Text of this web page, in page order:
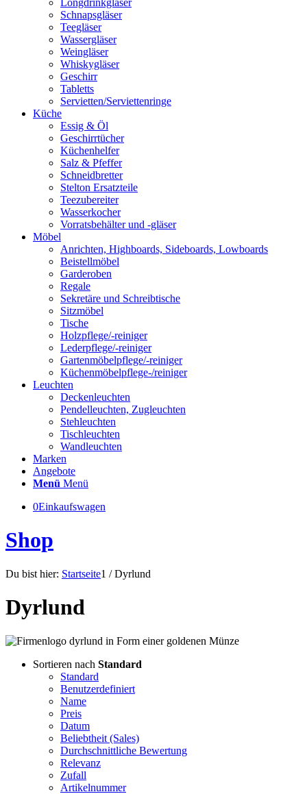
Longdrinkgläser
Schnapsgläser
Teegläser
Wassergläser
Weingläser
Whiskygläser
Geschirr
Tabletts
Servietten/Serviettenringe
Küche
Essig & Öl
Geschirrtücher
Küchenhelfer
Salz & Pfeffer
Schneidbretter
Stelton Ersatzteile
Teezubereiter
Wasserkocher
Vorratsbehälter und -gläser
Möbel
Anrichten, Highboards, Sideboards, Lowboards
Beistellmöbel
Garderoben
Regale
Sekretäre und Schreibtische
Sitzmöbel
Tische
Holzpflege/-reiniger
Lederpflege/-reiniger
Gartenmöbelpflege/-reiniger
Küchenmöbelpflege-/reiniger
Leuchten
Deckenleuchten
Pendelleuchten, Zugleuchten
Stehleuchten
Tischleuchten
Wandleuchten
Marken
Angebote
Menü Menü
0Einkaufswagen
Shop
Du bist hier: Startseite1 / Dyrlund
Dyrlund
Sortieren nach Standard
Standard
Benutzerdefiniert
Name
Preis
Datum
Beliebtheit (Sales)
Durchschnittliche Bewertung
Relevanz
Zufall
Artikelnummer